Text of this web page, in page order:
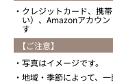
クレジットカード、携
い）、Amazonアカウ
す
【ご注意】
写真はイメージです。
地域・季節によって、